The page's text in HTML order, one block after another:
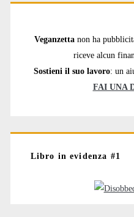
Veganzetta non ha
riceve alcun
Sostieni il suo lavoro: un
FAI UNA
Libro in evidenza #1